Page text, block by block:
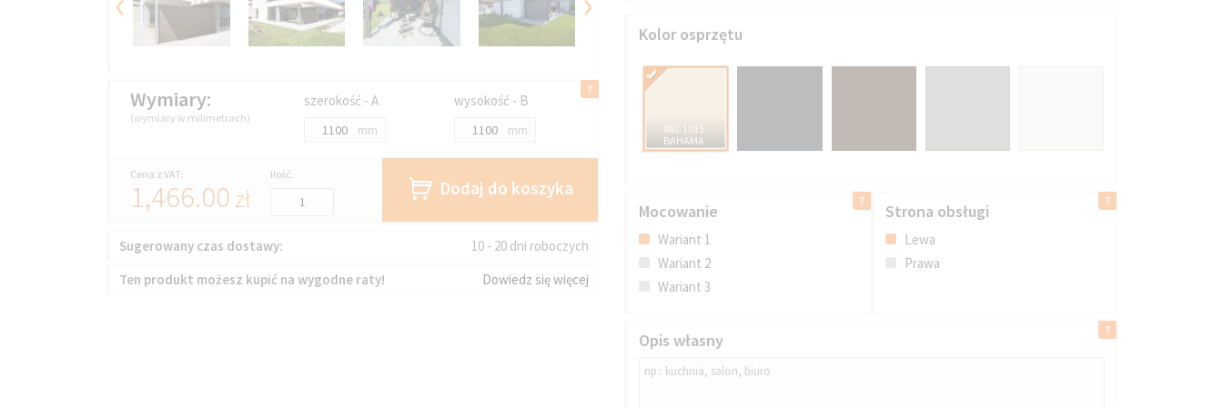
Wymiary:
(wymiary w milimetrach)
szerokość - A
mm
wysokość - B
mm
Cena z VAT:
1,466.00 zł
Ilość:
Dodaj do koszyka
Sugerowany czas dostawy:
10 - 20 dni roboczych
Ten produkt możesz kupić na wygodne raty!
Dowiedz się więcej
Kolor osprzętu
RAL 1015
BAHAMA
Mocowanie
Wariant 1
Wariant 2
Wariant 3
Strona obsługi
Lewa
Prawa
Opis własny